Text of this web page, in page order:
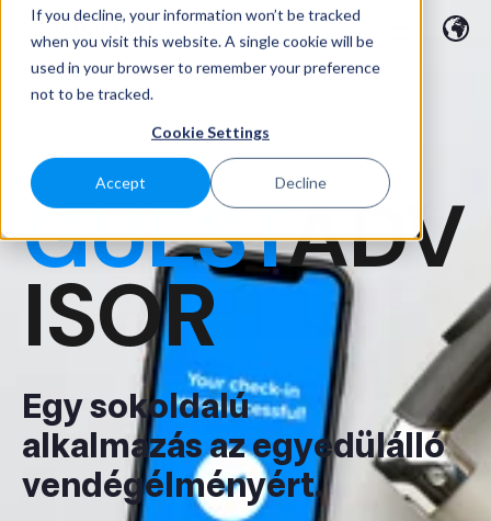
If you decline, your information won’t be tracked
when you visit this website. A single cookie will be
used in your browser to remember your preference
not to be tracked.
Cookie Settings
Accept Decline
GUESTADV
ISOR
Egy sokoldalú
alkalmazás az egyedülálló
vendégélményért.